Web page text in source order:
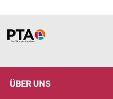
Home
ÜBER UNS